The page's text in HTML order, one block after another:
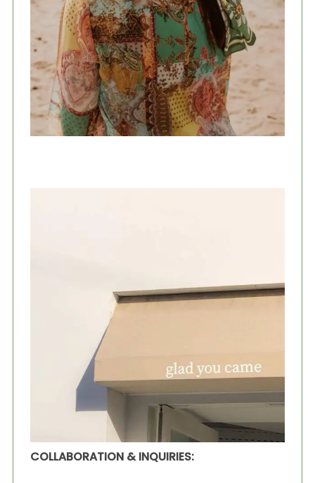
COLLABORATION & INQUIRIES: